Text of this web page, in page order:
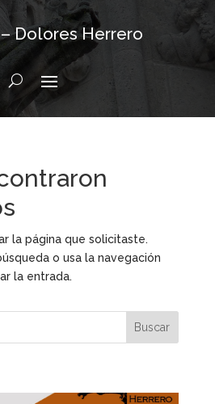
Dolores Herrero
la página que solicitaste.
o usa la navegación
la entrada.